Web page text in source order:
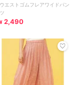
ウエストゴムフレアワイドパン
ツ
¥ 2,490